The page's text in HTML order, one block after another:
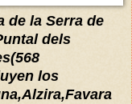
de la Serra de
dels
los